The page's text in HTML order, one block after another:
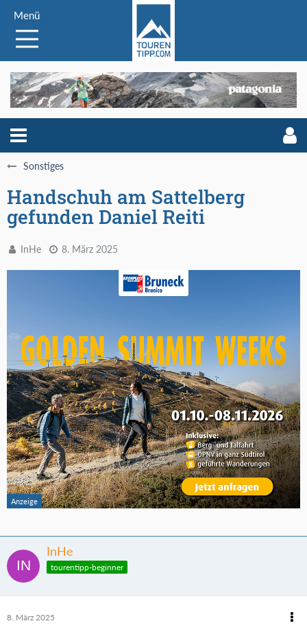
Menü
Sonstiges
Handschuh am Sattelberg
gefunden Daniel Reiti
InHe 8. März 2025
InHe
tourentipp-beginner
8. März 2025